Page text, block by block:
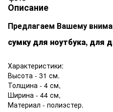
Описание
Предлагаем Вашему
сумкудля ноутбука, для
Характеристики:
Высота - 31 см.
Толщина - 4 см,
Ширина - 44 см,
Материал - полиэстер.